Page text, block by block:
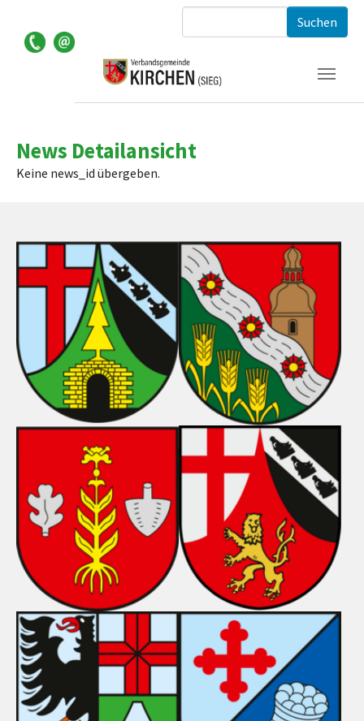
News Detailansicht
Keine news_id übergeben.